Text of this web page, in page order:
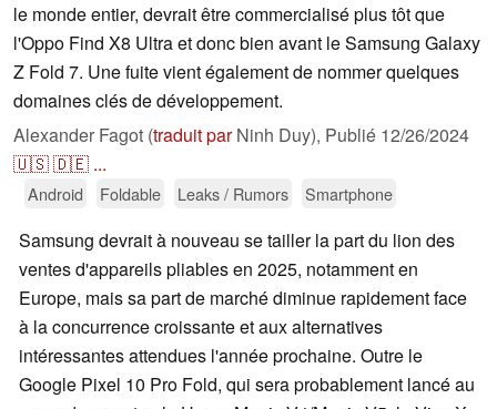
le monde entier, devrait être commercialisé plus tôt que
l'Oppo Find X8 Ultra et donc bien avant le Samsung Galaxy
Z Fold 7. Une fuite vient également de nommer quelques
domaines clés de développement.
Alexander Fagot (traduit parNinh Duy), Publié 12/26/2024
🇺🇸🇩🇪 ...
Android Foldable Leaks / Rumors Smartphone
Samsung devrait à nouveau se tailler la part du lion des
ventes d'appareils pliables en 2025, notamment en
Europe, mais sa part de marché diminue rapidement face
à la concurrence croissante et aux alternatives
intéressantes attendues l'année prochaine. Outre le
Google Pixel 10 Pro Fold, qui sera probablement lancé au